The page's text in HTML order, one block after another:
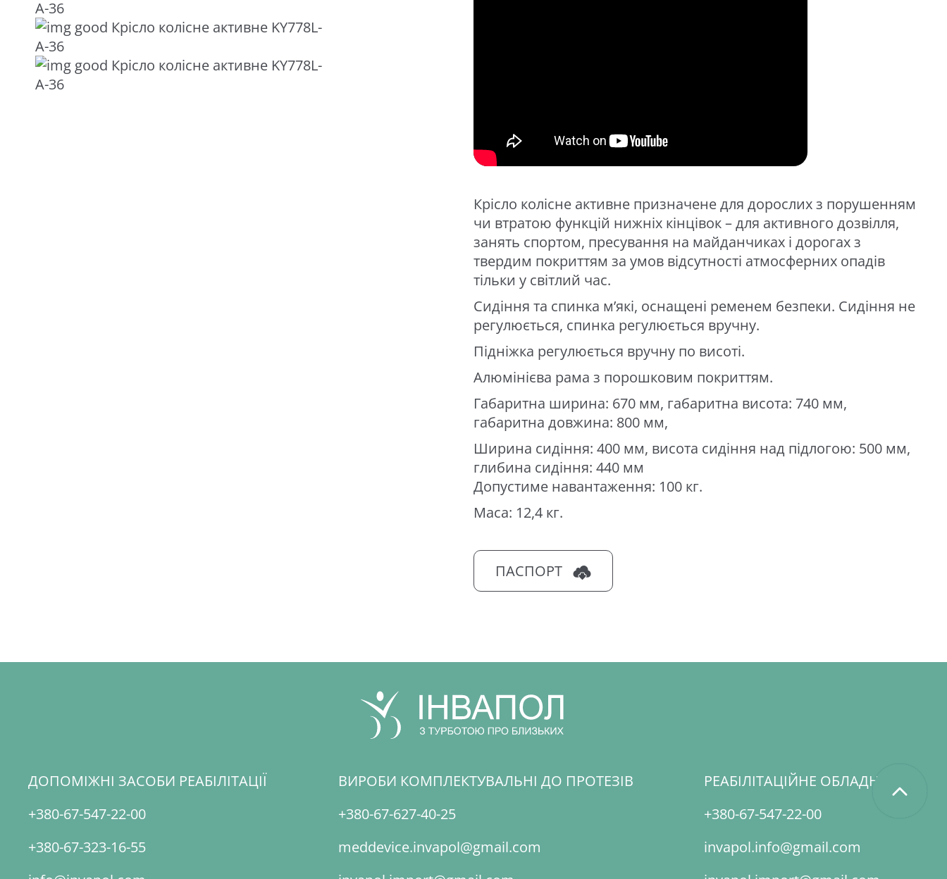
Крісло колісне активне призначене для дорослих з порушенням
чи втратою функцій нижніх кінцівок – для активного дозвілля,
занять спортом, пресування на майданчиках і дорогах з
твердим покриттям за умов відсутності атмосферних опадів
тільки у світлий час.
Сидіння та спинка м’які, оснащені ременем безпеки. Сидіння не
регулюється, спинка регулюється вручну.
Підніжка регулюється вручну по висоті.
Алюмінієва рама з порошковим покриттям.
Габаритна ширина: 670 мм, габаритна висота: 740 мм,
габаритна довжина: 800 мм,
Ширина сидіння: 400 мм, висота сидіння над підлогою: 500 мм,
глибина сидіння: 440 мм
Допустиме навантаження: 100 кг.
Маса: 12,4 кг.
ПАСПОРТ
ДОПОМІЖНІ ЗАСОБИ РЕАБІЛІТАЦІЇ
+380-67-547-22-00
+380-67-323-16-55
ВИРОБИ КОМПЛЕКТУВАЛЬНІ ДО ПРОТЕЗІВ
+380-67-627-40-25
meddevice.invapol@gmail.com
РЕАБІЛІТАЦІЙНЕ ОБЛАДНАННЯ
+380-67-547-22-00
invapol.info@gmail.com